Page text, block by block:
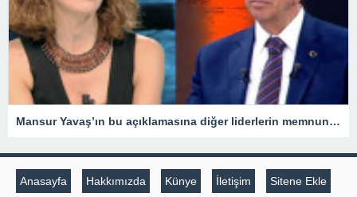
Mansur Yavaş’ın bu açıklamasına diğer liderlerin memnun olmayacaklarına eminim
Anasayfa Hakkımızda Künye İletişim Sitene Ekle